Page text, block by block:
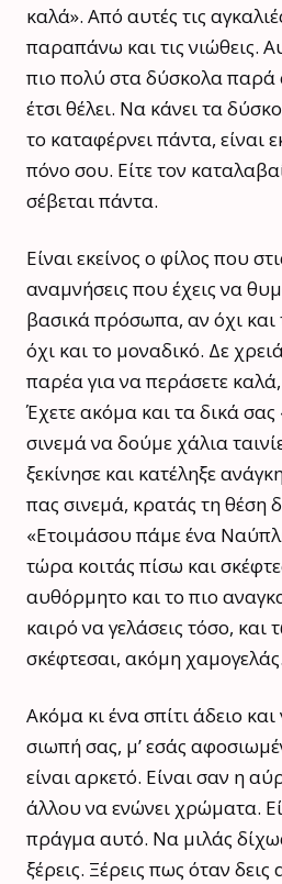
καλά». Από αυτές τις
παραπάνω και τις νιώθεις.
πιο πολύ στα δύσκολα παρά
έτσι θέλει. Να κάνει τα
το καταφέρνει πάντα, είναι
πόνο σου. Είτε τον
σέβεται πάντα.
Είναι εκείνος ο φίλος που
αναμνήσεις που έχεις να
βασικά πρόσωπα, αν όχι και
όχι και το μοναδικό. Δε
παρέα για να περάσετε καλά,
Έχετε ακόμα και τα δικά
σινεμά να δούμε χάλια
ξεκίνησε και κατέληξε
πας σινεμά, κρατάς τη θέση
«Ετοιμάσου πάμε ένα
τώρα κοιτάς πίσω και
αυθόρμητο και το πιο
καιρό να γελάσεις τόσο,
σκέφτεσαι, ακόμη χαμογελάς.
Ακόμα κι ένα σπίτι άδειο
σιωπή σας, μ’ εσάς
είναι αρκετό. Είναι σαν η
άλλου να ενώνει χρώματα.
πράγμα αυτό. Να μιλάς
ξέρεις. Ξέρεις πως όταν